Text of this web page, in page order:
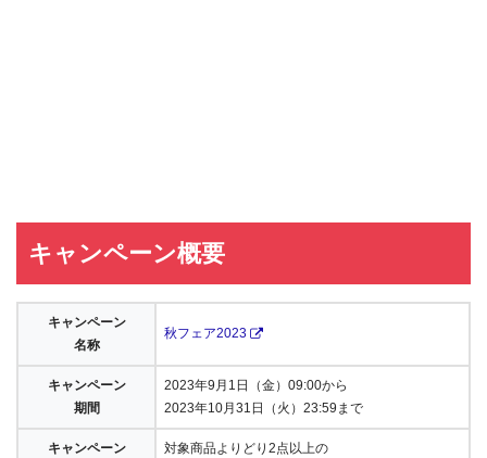
キャンペーン概要
キャンペーン
名称
秋フェア2023
キャンペーン
期間
2023年9月1日（金）09:00から
2023年10月31日（火）23:59まで
キャンペーン
対象商品よりどり2点以上の